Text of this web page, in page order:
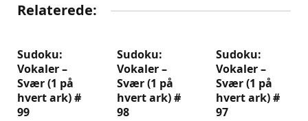
Relaterede:
Sudoku:
Vokaler –
Svær (1 på
hvert ark) #
99
Sudoku:
Vokaler –
Svær (1 på
hvert ark) #
98
Sudoku:
Vokaler –
Svær (1 på
hvert ark) #
97